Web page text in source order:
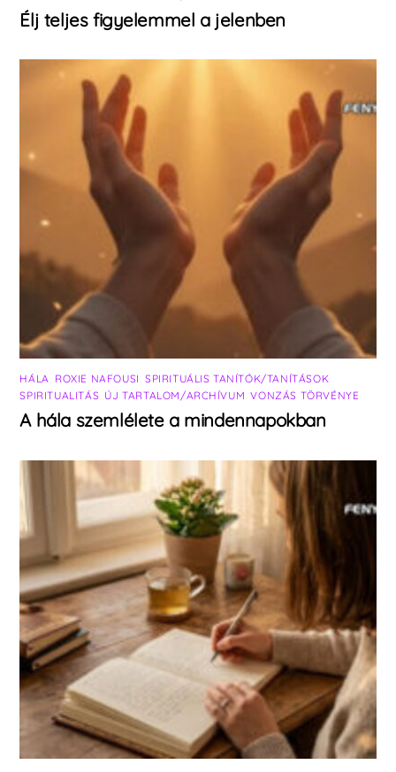
Élj teljes figyelemmel a jelenben
HÁLA ROXIE NAFOUSI SPIRITUÁLIS TANÍTÓK/TANÍTÁSOK
SPIRITUALITÁS ÚJ TARTALOM/ARCHÍVUM ,VONZÁS TÖRVÉNYE
A hála szemlélete a mindennapokban